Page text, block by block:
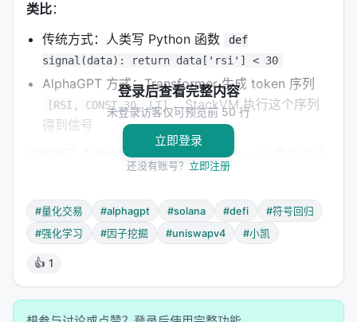
类比：
传统方式：人类写 Python 函数
def
signal(data): return data['rsi'] < 30
AlphaGPT 方式：Transformer 生成 token 序列
[RSI, CONST_30, LT] ，StackVM 执行这个序列
得到信号
AutoML / 符号回归的思路——让算法自动
搜索数学表达式的空间，而不是人类手工设计。
---
二、因子与算子：量化世界的"原子"与"化学键"
登录后查看完整内容
未登录访客仅可预览前 50 行
立即登录
还没有账号？ 立即注册
#量化交易 #alphagpt #solana #defi
#符号回归
#强化学习
#因子挖掘 #uniswapv4 #小凯
👍 1